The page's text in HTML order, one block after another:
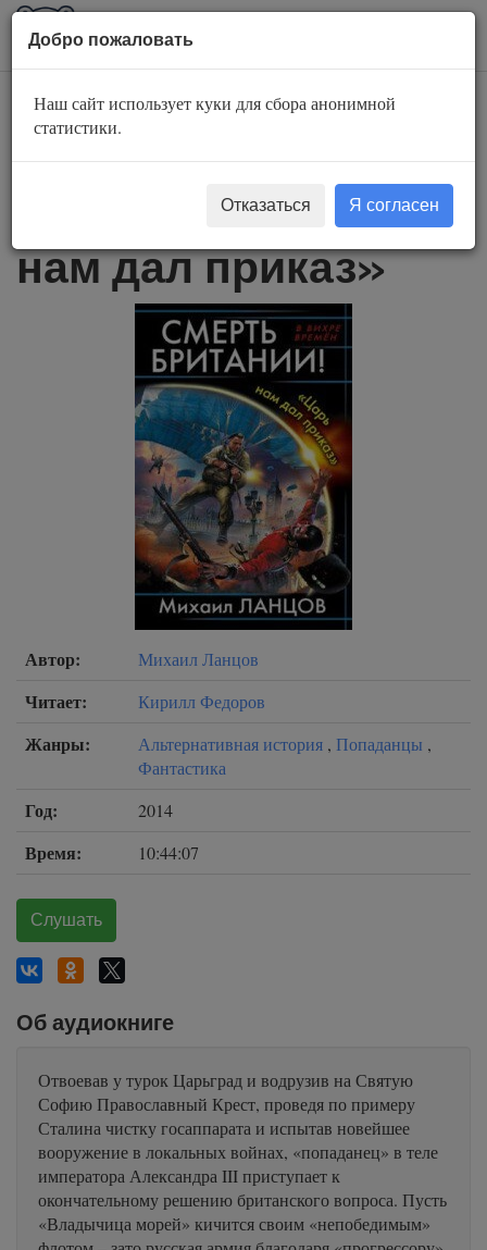
AuBook.org
Десантник на
престоле 6. Смерть
Британии! «Царь
нам дал приказ»
Автор: Михаил Ланцов
Читает: Кирилл Федоров
Жанры: Альтернативная история , Попаданцы ,
Фантастика
Год: 2014
Время: 10:44:07
Слушать
Об аудиокниге
Отвоевав у турок Царьград и водрузив на Святую
Софию Православный Крест, проведя по примеру
Сталина чистку госаппарата и испытав новейшее
вооружение в локальных войнах, «попаданец» в теле
императора Александра III приступает к
окончательному решению британского вопроса. Пусть
«Владычица морей» кичится своим «непобедимым»
Добро пожаловать
Наш сайт использует куки для сбора анонимной
статистики.
Отказаться Я согласен